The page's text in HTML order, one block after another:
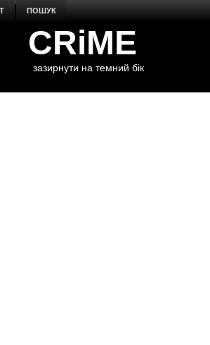
ПОШУК
CRiME
зазирнути на темний бік